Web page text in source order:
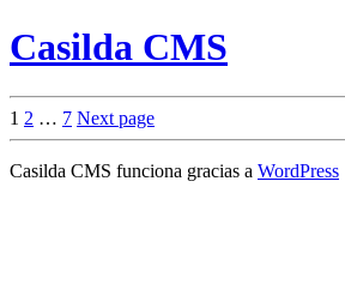
Casilda CMS
Paginación
entradas
Page
1 Page
2 … Page
7 Next page
Casilda CMS funciona gracias a WordPress